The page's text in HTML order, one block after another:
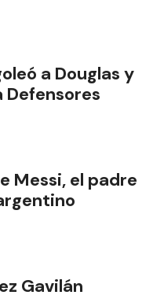
a Douglas y
Defensores
Messi, el padre
Gavilán